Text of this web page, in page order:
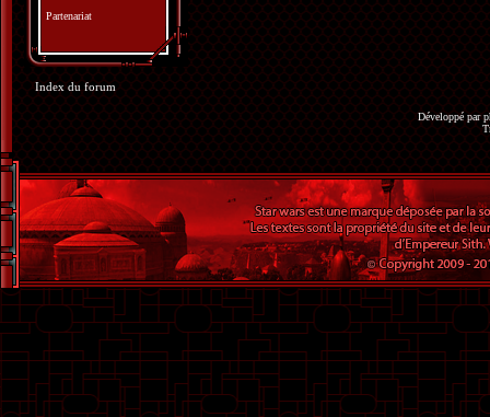
Partenariat
Index du forum
Développé par